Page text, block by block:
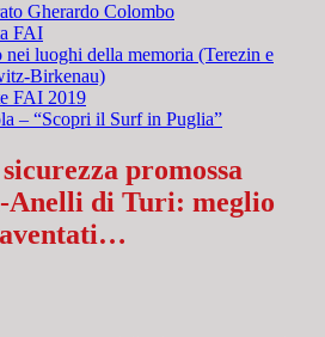
Gherardo Colombo
FAI
nei luoghi della memoria (Terezin e
Birkenau)
FAI 2019
– “Scopri il Surf in Puglia”
promossa
Anelli di Turi: meglio